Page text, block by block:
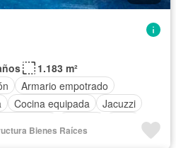
1.183 m²
Armario empotrado
Cocina equipada
Jacuzzi
Jardín
Garita de guardianía
Bienes Raíces